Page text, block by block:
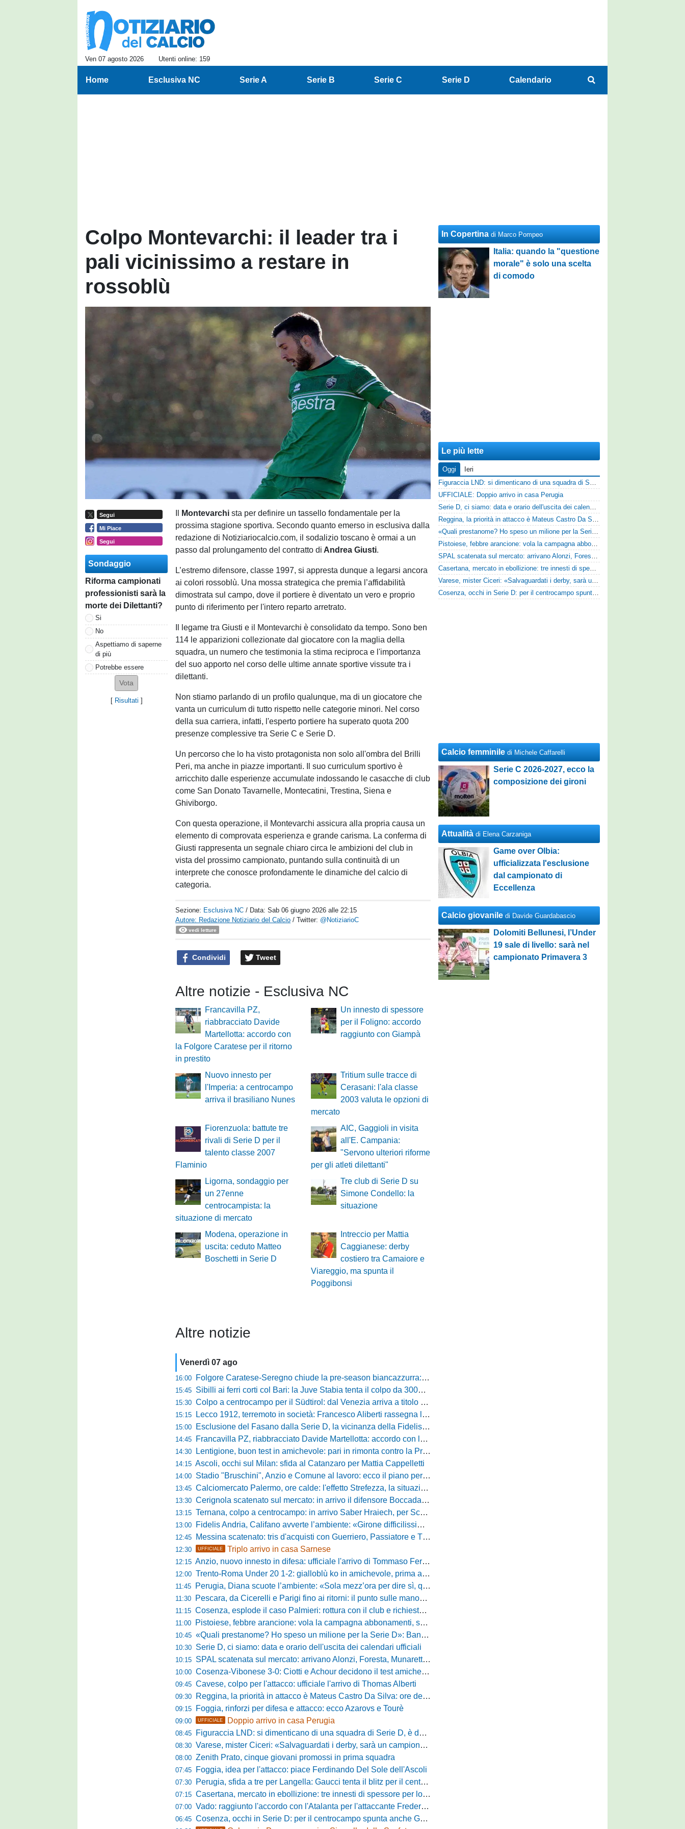
Ven 07 agosto 2026 Utenti online: 159
Home Esclusiva NC Serie A Serie B Serie C Serie D Calendario
Colpo Montevarchi: il leader tra i
pali vicinissimo a restare in
rossoblù
Segui
Mi Piace
Segui
Sondaggio
Riforma campionati
professionisti sarà la
morte dei Dilettanti?
Si
No
Aspettiamo di saperne
di più
Potrebbe essere
[ Risultati ]
Montevarchista per definire un tassello fondamentale per la
prossima stagione sportiva. Secondo quanto emerso in esclusiva dalla
redazione di Notiziariocalcio.com, il sodalizio toscano è ormai a un
passo dal prolungamento del contratto di Andrea Giusti.
L’estremo difensore, classe 1997, si appresta dunque a legarsi ancora
ai colori rossoblù. Una mossa strategica che premia l’affidabilità
dimostrata sul campo, dove il portiere è diventato un vero e proprio
punto di riferimento per l'intero reparto arretrato.
Il legame tra Giusti e il Montevarchi è consolidato da tempo. Sono ben
114 le apparizioni collezionate dal giocatore con la maglia della
squadra, un numero che testimonia la stima reciproca e l'importanza
del suo apporto nel corso delle ultime annate sportive vissute tra i
dilettanti.
Non stiamo parlando di un profilo qualunque, ma di un giocatore che
vanta un curriculum di tutto rispetto nelle categorie minori. Nel corso
della sua carriera, infatti, l'esperto portiere ha superato quota 200
presenze complessive tra Serie C e Serie D.
Un percorso che lo ha visto protagonista non solo all'ombra del Brilli
Peri, ma anche in piazze importanti. Il suo curriculum sportivo è
arricchito dalle esperienze accumulate indossando le casacche di club
come San Donato Tavarnelle, Montecatini, Trestina, Siena e
Ghiviborgo.
Con questa operazione, il Montevarchi assicura alla propria causa un
elemento di comprovata esperienza e grande carisma. La conferma di
Giusti rappresenta un segnale chiaro circa le ambizioni del club in
vista del prossimo campionato, puntando sulla continuità di un
interprete che conosce profondamente le dinamiche del calcio di
categoria.
Sezione: Esclusiva NC / Data:Sab 06 giugno 2026 alle 22:15
Autore: Redazione Notiziario del Calcio / Twitter: @NotiziarioC
vedi letture
Condividi Tweet
Altre notizie - Esclusiva NC
Francavilla PZ,
riabbracciato Davide
Martellotta: accordo con
la Folgore Caratese per il ritorno
in prestito
Un innesto di spessore
per il Foligno: accordo
raggiunto con Giampà
Nuovo innesto per
l'Imperia: a centrocampo
arriva il brasiliano Nunes
Tritium sulle tracce di
Cerasani: l'ala classe
2003 valuta le opzioni di
mercato
Fiorenzuola: battute tre
rivali di Serie D per il
talento classe 2007
Flaminio
AIC, Gaggioli in visita
all'E. Campania:
"Servono ulteriori riforme
per gli atleti dilettanti"
Ligorna, sondaggio per
un 27enne
centrocampista: la
situazione di mercato
Tre club di Serie D su
Simone Condello: la
situazione
Modena, operazione in
uscita: ceduto Matteo
Boschetti in Serie D
Intreccio per Mattia
Caggianese: derby
costiero tra Camaiore e
Viareggio, ma spunta il
Poggibonsi
Altre notizie
Venerdì 07 ago
16:00 Folgore Caratese-Seregno chiude la pre-season biancazzurra: info e dove vedere il match
15:45 Sibilli ai ferri corti col Bari: la Juve Stabia tenta il colpo da 300mila euro
15:30 Colpo a centrocampo per il Südtirol: dal Venezia arriva a titolo definitivo Bjarki Bjarkason
15:15 Lecco 1912, terremoto in società: Francesco Aliberti rassegna le dimissioni da tutte le cariche
15:00 Esclusione del Fasano dalla Serie D, la vicinanza della Fidelis Andria e le parole del presidente Vallarella
14:45 Francavilla PZ, riabbracciato Davide Martellotta: accordo con la Folgore Caratese per il ritorno in prestito
14:30 Lentigione, buon test in amichevole: pari in rimonta contro la Primavera del Sassuolo
14:15 Ascoli, occhi sul Milan: sfida al Catanzaro per Mattia Cappelletti
14:00 Stadio "Bruschini", Anzio e Comune al lavoro: ecco il piano per far rientrare i tifosi
13:45 Calciomercato Palermo, ore calde: l'effetto Strefezza, la situazione Segre e i nomi per l'attacco
13:30 Cerignola scatenato sul mercato: in arrivo il difensore Boccadamo a titolo temporaneo
13:15 Ternana, colpo a centrocampo: in arrivo Saber Hraiech, per Scappini si attende l'accordo
13:00 Fidelis Andria, Califano avverte l’ambiente: «Girone difficilissimo, affascinante e bellissimo: non prometto risultati»
12:45 Messina scatenato: tris d'acquisti con Guerriero, Passiatore e Theodore
12:30 UFFICIALE Triplo arrivo in casa Sarnese
12:15 Anzio, nuovo innesto in difesa: ufficiale l'arrivo di Tommaso Ferraro
12:00 Trento-Roma Under 20 1-2: gialloblù ko in amichevole, prima apparizione per Caia
11:45 Perugia, Diana scuote l’ambiente: «Sola mezz’ora per dire sì, qui per costruire una squadra da livello»
11:30 Pescara, da Cicerelli e Parigi fino ai ritorni: il punto sulle manovre del Delfino
11:15 Cosenza, esplode il caso Palmieri: rottura con il club e richiesta di cessione
11:00 Pistoiese, febbre arancione: vola la campagna abbonamenti, superata quota 750 tessere
10:45 «Quali prestanome? Ho speso un milione per la Serie D»: Bandecchi rompe il silenzio sul futuro della Ternana
10:30 Serie D, ci siamo: data e orario dell'uscita dei calendari ufficiali
10:15 SPAL scatenata sul mercato: arrivano Alonzi, Foresta, Munaretto e Tobia
10:00 Cosenza-Vibonese 3-0: Ciotti e Achour decidono il test amichevole di Lorica
09:45 Cavese, colpo per l'attacco: ufficiale l'arrivo di Thomas Alberti
09:30 Reggina, la priorità in attacco è Mateus Castro Da Silva: ore decisive per la fumata bianca
09:15 Foggia, rinforzi per difesa e attacco: ecco Azarovs e Tourè
09:00 UFFICIALE Doppio arrivo in casa Perugia
08:45 Figuraccia LND: si dimenticano di una squadra di Serie D, è da rifare il programma Coppa Italia
08:30 Varese, mister Ciceri: «Salvaguardati i derby, sarà un campionato avvincente»
08:00 Zenith Prato, cinque giovani promossi in prima squadra
07:45 Foggia, idea per l'attacco: piace Ferdinando Del Sole dell'Ascoli
07:30 Perugia, sfida a tre per Langella: Gaucci tenta il blitz per il centrocampista del Cosenza
07:15 Casertana, mercato in ebollizione: tre innesti di spessore per lo scacchiere di Vinicio Espinal
07:00 Vado: raggiunto l'accordo con l'Atalanta per l'attaccante Frederick Samuel Ndongue
06:45 Cosenza, occhi in Serie D: per il centrocampo spunta anche Gerardo Di Gilio
In Copertina di Marco Pompeo
Italia: quando la "questione
morale" è solo una scelta
di comodo
Le più lette
Oggi
Ieri
Figuraccia LND: si dimenticano di una squadra di Serie D, è da rifare il programma Coppa Italia
UFFICIALE: Doppio arrivo in casa Perugia
Serie D, ci siamo: data e orario dell'uscita dei calendari ufficiali
Reggina, la priorità in attacco è Mateus Castro Da Silva: ore decisive per la fumata bianca
«Quali prestanome? Ho speso un milione per la Serie D»: Bandecchi rompe il silenzio sul futuro della Ternana
Pistoiese, febbre arancione: vola la campagna abbonamenti, superata quota 750 tessere
SPAL scatenata sul mercato: arrivano Alonzi, Foresta, Munaretto e Tobia
Casertana, mercato in ebollizione: tre innesti di spessore per lo scacchiere di Vinicio Espinal
Varese, mister Ciceri: «Salvaguardati i derby, sarà un campionato avvincente»
Cosenza, occhi in Serie D: per il centrocampo spunta anche Gerardo Di Gilio
Calcio femminile di Michele Caffarelli
Serie C 2026-2027, ecco la
composizione dei gironi
Attualità di Elena Carzaniga
Game over Olbia:
ufficializzata l'esclusione
dal campionato di
Eccellenza
Calcio giovanile di Davide Guardabascio
Dolomiti Bellunesi, l’Under
19 sale di livello: sarà nel
campionato Primavera 3